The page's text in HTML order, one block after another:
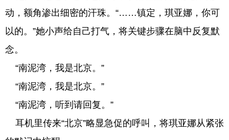
动，额角渗出细密的汗珠。“……镇定，琪亚娜，你可
以的。”她小声给自己打气，将关键步骤在脑中反复默
念。
“南泥湾，我是北京。”
“南泥湾，我是北京。”
“南泥湾，听到请回复。”
耳机里传来“北京”略显急促的呼叫，将琪亚娜从紧张